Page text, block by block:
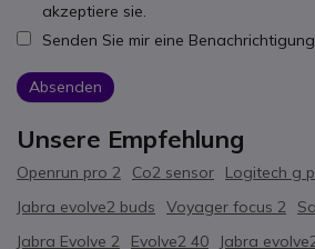
akzeptiere sie.
Senden Sie mir eine
Absenden
Unsere Empfehlung
Openrun pro 2 Co2 sensor
Logitech g
Jabra evolve2 buds
Voyager focus 2
Jabra Evolve 2
Evolve2 40
Jabra